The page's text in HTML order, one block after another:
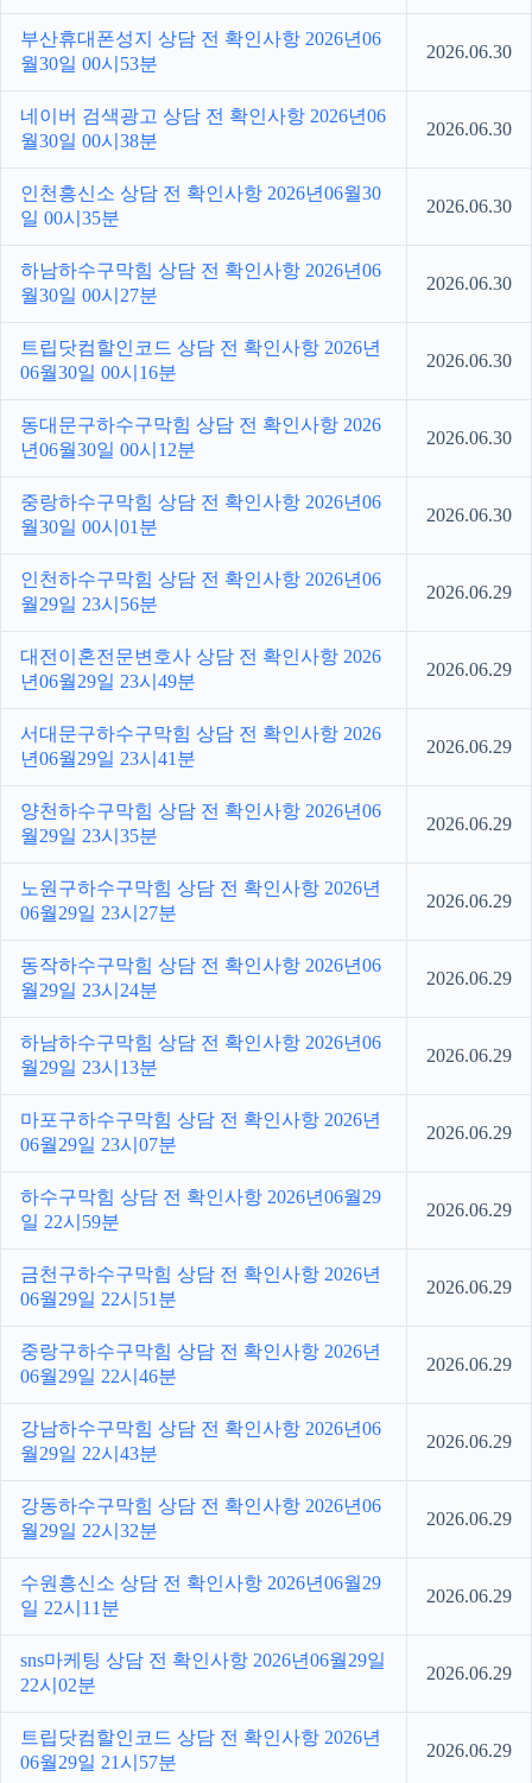
부산휴대폰성지 상담 전 확인사항 2026년06
월30일 00시53분
2026.06.30
네이버 검색광고 상담 전 확인사항 2026년06
월30일 00시38분
2026.06.30
인천흥신소 상담 전 확인사항 2026년06월30
일 00시35분
2026.06.30
하남하수구막힘 상담 전 확인사항 2026년06
월30일 00시27분
2026.06.30
트립닷컴할인코드 상담 전 확인사항 2026년
06월30일 00시16분
2026.06.30
동대문구하수구막힘 상담 전 확인사항 2026
년06월30일 00시12분
2026.06.30
중랑하수구막힘 상담 전 확인사항 2026년06
월30일 00시01분
2026.06.30
인천하수구막힘 상담 전 확인사항 2026년06
월29일 23시56분
2026.06.29
대전이혼전문변호사 상담 전 확인사항 2026
년06월29일 23시49분
2026.06.29
서대문구하수구막힘 상담 전 확인사항 2026
년06월29일 23시41분
2026.06.29
양천하수구막힘 상담 전 확인사항 2026년06
월29일 23시35분
2026.06.29
노원구하수구막힘 상담 전 확인사항 2026년
06월29일 23시27분
2026.06.29
동작하수구막힘 상담 전 확인사항 2026년06
월29일 23시24분
2026.06.29
하남하수구막힘 상담 전 확인사항 2026년06
월29일 23시13분
2026.06.29
마포구하수구막힘 상담 전 확인사항 2026년
06월29일 23시07분
2026.06.29
하수구막힘 상담 전 확인사항 2026년06월29
일 22시59분
2026.06.29
금천구하수구막힘 상담 전 확인사항 2026년
06월29일 22시51분
2026.06.29
중랑구하수구막힘 상담 전 확인사항 2026년
06월29일 22시46분
2026.06.29
강남하수구막힘 상담 전 확인사항 2026년06
월29일 22시43분
2026.06.29
강동하수구막힘 상담 전 확인사항 2026년06
월29일 22시32분
2026.06.29
수원흥신소 상담 전 확인사항 2026년06월29
일 22시11분
2026.06.29
sns마케팅 상담 전 확인사항 2026년06월29일
22시02분
2026.06.29
트립닷컴할인코드 상담 전 확인사항 2026년
06월29일 21시57분
2026.06.29